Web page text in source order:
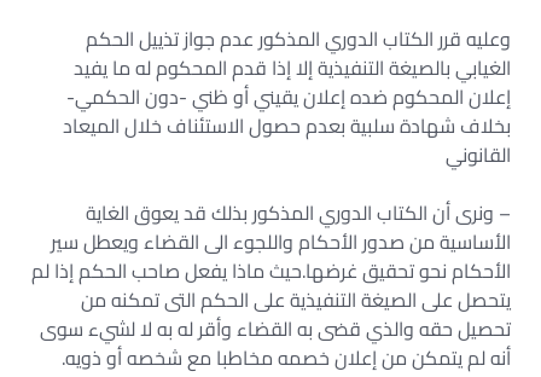
وعليه قرر الكتاب الدوري المذكور عدم جواز تذييل الحكم
الغيابي بالصيغة التنفيذية إلا إذا قدم المحكوم له ما يفيد
إعلان المحكوم ضده إعلان يقيني أو ظني -دون الحكمي-
بخلاف شهادة سلبية بعدم حصول الاستئناف خلال الميعاد
القانوني
– ونرى أن الكتاب الدوري المذكور بذلك قد يعوق الغاية
الأساسية من صدور الأحكام واللجوء الى القضاء ويعطل سير
الأحكام نحو تحقيق غرضها.حيث ماذا يفعل صاحب الحكم إذا لم
يتحصل على الصيغة التنفيذية على الحكم التى تمكنه من
تحصيل حقه والذي قضى به القضاء وأقر له به لا لشيء سوى
أنه لم يتمكن من إعلان خصمه مخاطبا مع شخصه أو ذويه.